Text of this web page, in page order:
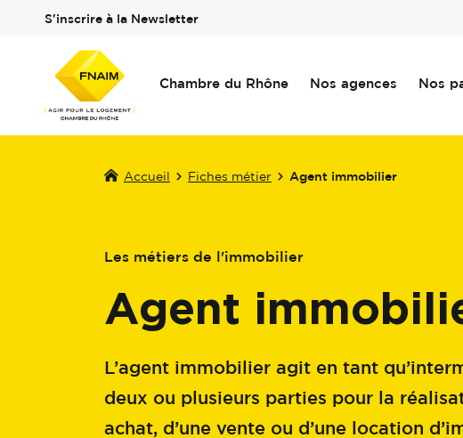
S'inscrire à la Newsletter
Chambre du Rhône Nos agences Nos
Accueil Fiches métier Agent immobilier
Les métiers de l'immobilier
Agent
L’agent immobilier agit en tant
deux ou plusieurs parties pour la
achat, d’une vente ou d’une location